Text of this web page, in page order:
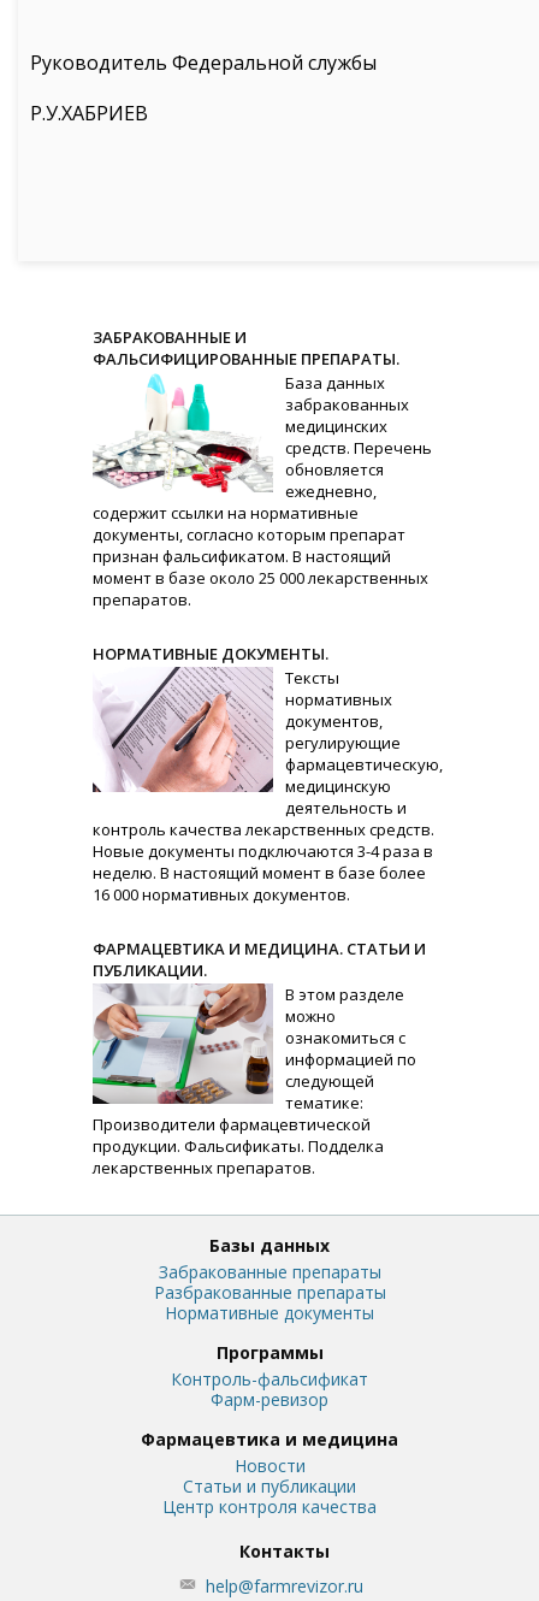
Руководитель Федеральной службы
Р.У.ХАБРИЕВ
ЗАБРАКОВАННЫЕ И
ФАЛЬСИФИЦИРОВАННЫЕ ПРЕПАРАТЫ.
База данных
забракованных
медицинских
средств. Перечень
обновляется
ежедневно,
содержит ссылки на нормативные
документы, согласно которым препарат
признан фальсификатом. В настоящий
момент в базе около 25 000 лекарственных
препаратов.
НОРМАТИВНЫЕ ДОКУМЕНТЫ.
Тексты
нормативных
документов,
регулирующие
фармацевтическую,
медицинскую
деятельность и
контроль качества лекарственных средств.
Новые документы подключаются 3-4 раза в
неделю. В настоящий момент в базе более
16 000 нормативных документов.
ФАРМАЦЕВТИКА И МЕДИЦИНА. СТАТЬИ И
ПУБЛИКАЦИИ.
В этом разделе
можно
ознакомиться с
информацией по
следующей
тематике:
Производители фармацевтической
продукции. Фальсификаты. Подделка
лекарственных препаратов.
Базы данных
Забракованные препараты
Разбракованные препараты
Нормативные документы
Программы
Контроль-фальсификат
Фарм-ревизор
Фармацевтика и медицина
Новости
Статьи и публикации
Центр контроля качества
Контакты
help@farmrevizor.ru